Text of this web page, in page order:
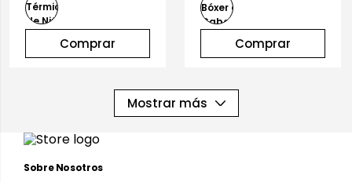
Comprar Comprar
Mostrar más
Sobre Nosotros